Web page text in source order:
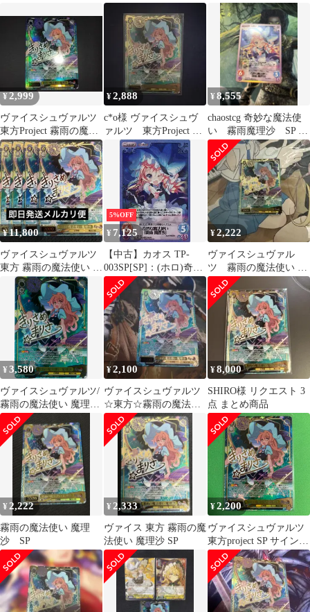
SEC サイン
理沙 SR
¥2,999
ヴァイスシュヴァルツ
東方Project 霧雨の魔法
使い 魔理沙 SP
¥2,888
c*o様 ヴァイスシュヴ
ァルツ 東方Project 霧
雨の魔法使い 魔理沙
¥8,555
chaostcg 奇妙な魔法使
い 霧雨魔理沙 SP カ
オス
¥11,800
ヴァイスシュヴァルツ
東方 霧雨の魔法使い 魔
理沙 SP 4枚 サイン
5%OFF
¥ 7,125
【中古】カオス TP-
003SP[SP]：(ホロ)奇妙
な魔法使い「霧雨 魔理
沙」(箔押しサイン入
り)
¥2,222
ヴァイスシュヴァル
ツ 霧雨の魔法使い 魔
理沙 SP
¥3,580
ヴァイスシュヴァルツ/
霧雨の魔法使い 魔理
沙/SP/サイン/東方
Project ～ Black and
White Lotus
Land./THP/S130-007SP
¥2,100
ヴァイスシュヴァルツ
☆東方☆霧雨の魔法使
い 魔理沙 SP
¥8,000
SHIRO様 リクエスト 3
点 まとめ商品
¥ 2,222
霧雨の魔法使い 魔理
沙 SP
¥ 2,333
ヴァイス 東方 霧雨の魔
法使い 魔理沙 SP
¥2,200
ヴァイスシュヴァルツ
東方project SP サイン
霧雨の魔法使い 魔理沙